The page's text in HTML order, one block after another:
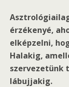
érzékenyé,
elképzelni,
Halakig,
szervezetünk
lábujjakig.